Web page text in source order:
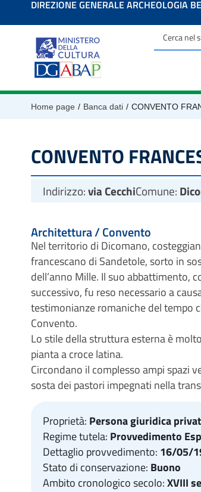
contenutoDIREZIONE GENERALE ARCHEOLOGIA
Home page / Banca dati / CONVENTO
CONVENTO
Indirizzo:via CecchiComune:
Architettura / Convento
Nel territorio di Dicomano,
francescano di Sandetole, sorto in
dell’anno Mille. Il suo abbattimento,
successivo, fu reso necessario a
testimonianze romaniche del tempo
Convento.
Lo stile della struttura esterna è
pianta a croce latina.
Circondano il complesso ampi spazi
sosta dei pastori impegnati nella
Proprietà: Persona giuridica
Regime tutela: Provvedimento
Dettaglio provvedimento: 16/05/
Stato di conservazione: Buono
Ambito cronologico secolo:XVIII